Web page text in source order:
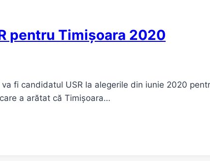
pentru Timișoara 2020
fi candidatul USR la alegerile din iunie 2020
a arătat că Timișoara…